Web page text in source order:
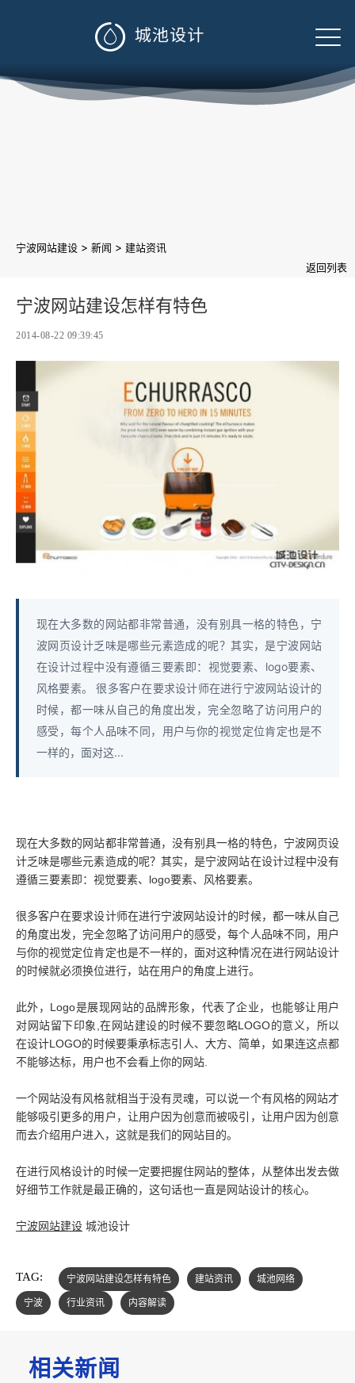

宁波网站建设 > 新闻 > 建站资讯
返回列表
宁波网站建设怎样有特色
2014-08-22 09:39:45
现在大多数的网站都非常普通，没有别具一格的特色，宁
波网页设计乏味是哪些元素造成的呢？其实，是宁波网站
在设计过程中没有遵循三要素即：视觉要素、logo要素、
风格要素。 很多客户在要求设计师在进行宁波网站设计的
时候，都一味从自己的角度出发，完全忽略了访问用户的
感受，每个人品味不同，用户与你的视觉定位肯定也是不
一样的，面对这...
现在大多数的网站都非常普通，没有别具一格的特色，宁波网页设
计乏味是哪些元素造成的呢？其实，是宁波网站在设计过程中没有
遵循三要素即：视觉要素、logo要素、风格要素。
很多客户在要求设计师在进行宁波网站设计的时候，都一味从自己
的角度出发，完全忽略了访问用户的感受，每个人品味不同，用户
与你的视觉定位肯定也是不一样的，面对这种情况在进行网站设计
的时候就必须换位进行，站在用户的角度上进行。
此外，Logo是展现网站的品牌形象，代表了企业，也能够让用户
对网站留下印象,在网站建设的时候不要忽略LOGO的意义，所以
在设计LOGO的时候要秉承标志引人、大方、简单，如果连这点都
不能够达标，用户也不会看上你的网站.
一个网站没有风格就相当于没有灵魂，可以说一个有风格的网站才
能够吸引更多的用户，让用户因为创意而被吸引，让用户因为创意
而去介绍用户进入，这就是我们的网站目的。
在进行风格设计的时候一定要把握住网站的整体，从整体出发去做
好细节工作就是最正确的，这句话也一直是网站设计的核心。
宁波网站建设 城池设计
TAG: 宁波网站建设怎样有特色 建站资讯
城池网络
宁波
行业资讯 内容解读
相关新闻